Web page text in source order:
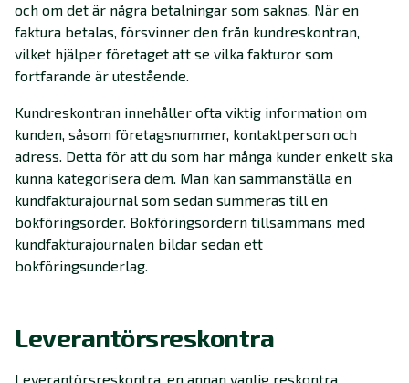
och om det är några betalningar som saknas. När en
faktura betalas, försvinner den från kundreskontran,
vilket hjälper företaget att se vilka fakturor som
fortfarande är utestående.
Kundreskontran innehåller ofta viktig information om
kunden, såsom företagsnummer, kontaktperson och
adress. Detta för att du som har många kunder enkelt ska
kunna kategorisera dem. Man kan sammanställa en
kundfakturajournal som sedan summeras till en
bokföringsorder. Bokföringsordern tillsammans med
kundfakturajournalen bildar sedan ett
bokföringsunderlag.
Leverantörsreskontra
Leverantörsreskontra, en annan vanlig reskontra,